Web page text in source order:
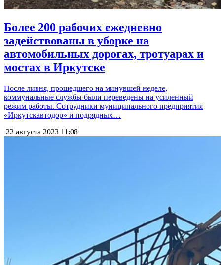
Более 200 рабочих ежедневно
задействованы в уборке на
автомобильных дорогах, тротуарах и
мостах в Иркутске
После ливня, прошедшего на минувшей неделе,
коммунальные службы были переведены на усиленный
режим работы. Сотрудники муниципального предприятия
«Иркутскавтодор» и подрядных…
22 августа 2023 11:08